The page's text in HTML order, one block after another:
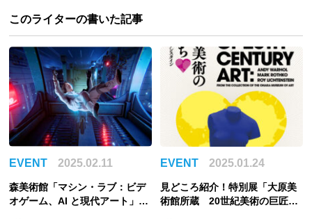
このライターの書いた記事
EVENT 2025.02.11
森美術館「マシン・ラブ：ビデ
オゲーム、AI と現代アート」の
EVENT 2025.01.24
見どころ紹介！特別展「大原美
術館所蔵 20世紀美術の巨匠た